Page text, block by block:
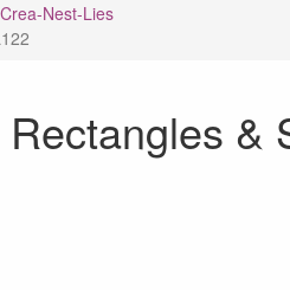
Crea-Nest-Lies
&